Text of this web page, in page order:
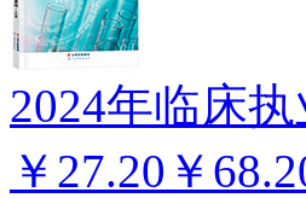
2024年临床
￥27.20 ￥